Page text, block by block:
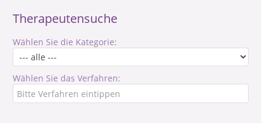
Therapeutensuche
Wählen Sie die Kategorie:
Wählen Sie das Verfahren: